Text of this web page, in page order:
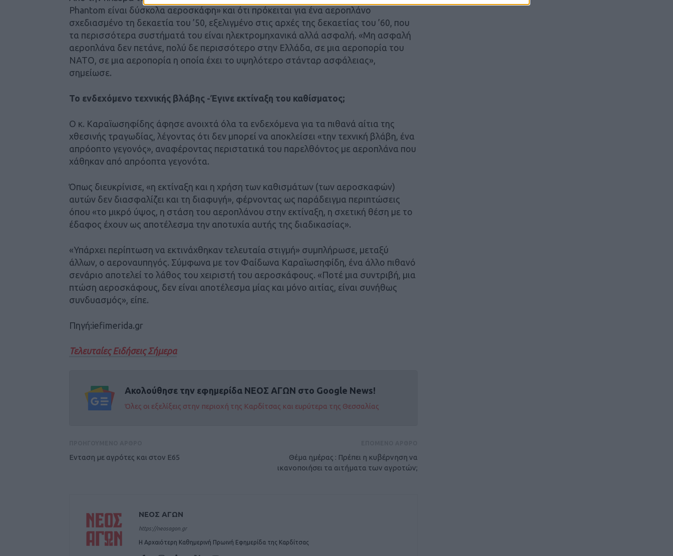
Phantom είναι δύσκολα αεροσκάφη» και ότι πρόκειται για ένα αεροπλάνο
σχεδιασμένο τη δεκαετία του ’50, εξελιγμένο στις αρχές της δεκαετίας του ’60, που
τα περισσότερα συστήματά του είναι ηλεκτρομηχανικά αλλά ασφαλή. «Μη ασφαλή
αεροπλάνα δεν πετάνε, πολύ δε περισσότερο στην Ελλάδα, σε μια αεροπορία του
ΝΑΤΟ, σε μια αεροπορία η οποία έχει το υψηλότερο στάνταρ ασφάλειας»,
σημείωσε.
Το ενδεχόμενο τεχνικής βλάβης -Έγινε εκτίναξη του καθίσματος;
Ο κ. Καραϊωσηφίδης άφησε ανοιχτά όλα τα ενδεχόμενα για τα πιθανά αίτια της
χθεσινής τραγωδίας, λέγοντας ότι δεν μπορεί να αποκλείσει «την τεχνική βλάβη, ένα
απρόοπτο γεγονός», αναφέροντας περιστατικά του παρελθόντος με αεροπλάνα που
χάθηκαν από απρόοπτα γεγονότα.
Όπως διευκρίνισε, «η εκτίναξη και η χρήση των καθισμάτων (των αεροσκαφών)
αυτών δεν διασφαλίζει και τη διαφυγή», φέρνοντας ως παράδειγμα περιπτώσεις
όπου «το μικρό ύψος, η στάση του αεροπλάνου στην εκτίναξη, η σχετική θέση με το
έδαφος έχουν ως αποτέλεσμα την αποτυχία αυτής της διαδικασίας».
«Υπάρχει περίπτωση να εκτινάχθηκαν τελευταία στιγμή» συμπλήρωσε, μεταξύ
άλλων, ο αεροναυπηγός. Σύμφωνα με τον Φαίδωνα Καραϊωσηφίδη, ένα άλλο πιθανό
σενάριο αποτελεί το λάθος του χειριστή του αεροσκάφους. «Ποτέ μια συντριβή, μια
πτώση αεροσκάφους, δεν είναι αποτέλεσμα μίας και μόνο αιτίας, είναι συνήθως
συνδυασμός», είπε.
Πηγή:iefimerida.gr
Τελευταίες Ειδήσεις Σήμερα
Ακολούθησε την εφημερίδα ΝΕΟΣ ΑΓΩΝ στο Google News!
Όλες οι εξελίξεις στην περιοχή της Καρδίτσας και ευρύτερα της Θεσσαλίας
Ενταση με αγρότες και στον Ε65
Θέμα ημέρας : Πρέπει η κυβέρνηση να
ικανοποιήσει τα αιτήματα των αγροτών;
ΝΕΟΣ ΑΓΩΝ
https://neosagon.gr
Η Αρχαιότερη Καθημερινή Πρωινή Εφημερίδα της Καρδίτσας